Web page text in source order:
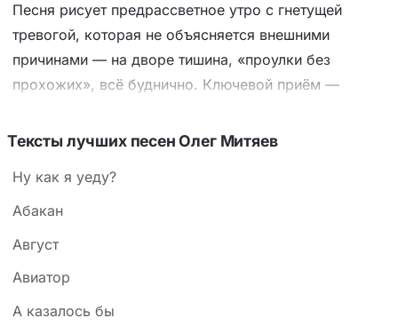
Песня рисует предрассветное утро с гнетущей
тревогой, которая не объясняется внешними
причинами — на дворе тишина, «проулки без
прохожих», всё буднично. Ключевой приём —
тумана, тёплый день) накладываются на страх
«занесли кистень над миром и покоем» обнажает
главное: герой ощущает неотвратимую угрозу, хотя
исторический якорь, который превращает личную
тревогу в предчувствие общей катастрофы, но в
тексте нет ни слова о войне — только нарастающая,
Тексты лучших песен Олег Митяев
Hу как я уеду?
Абакан
Август
Авиатор
А казалось бы